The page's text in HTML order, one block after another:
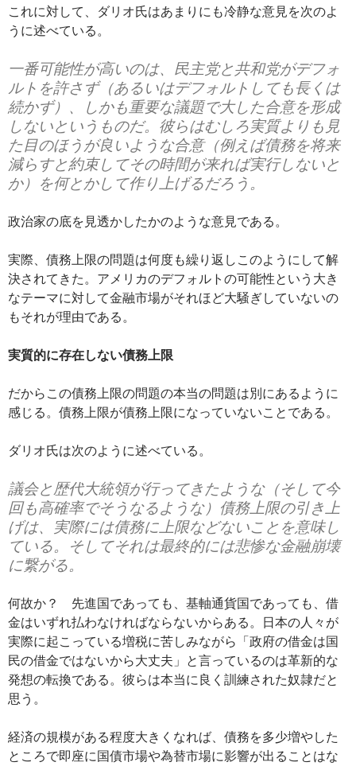
これに対して、ダリオ氏はあまりにも冷静な意見を次のよ
うに述べている。
一番可能性が高いのは、民主党と共和党がデフォ
ルトを許さず（あるいはデフォルトしても長くは
続かず）、しかも重要な議題で大した合意を形成
しないというものだ。彼らはむしろ実質よりも見
た目のほうが良いような合意（例えば債務を将来
減らすと約束してその時間が来れば実行しないと
か）を何とかして作り上げるだろう。
政治家の底を見透かしたかのような意見である。
実際、債務上限の問題は何度も繰り返しこのようにして解
決されてきた。アメリカのデフォルトの可能性という大き
なテーマに対して金融市場がそれほど大騒ぎしていないの
もそれが理由である。
実質的に存在しない債務上限
だからこの債務上限の問題の本当の問題は別にあるように
感じる。債務上限が債務上限になっていないことである。
ダリオ氏は次のように述べている。
議会と歴代大統領が行ってきたような（そして今
回も高確率でそうなるような）債務上限の引き上
げは、実際には債務に上限などないことを意味し
ている。そしてそれは最終的には悲惨な金融崩壊
に繋がる。
何故か？ 先進国であっても、基軸通貨国であっても、借
金はいずれ払わなければならないからある。日本の人々が
実際に起こっている増税に苦しみながら「政府の借金は国
民の借金ではないから大丈夫」と言っているのは革新的な
発想の転換である。彼らは本当に良く訓練された奴隷だと
思う。
経済の規模がある程度大きくなれば、債務を多少増やした
ところで即座に国債市場や為替市場に影響が出ることはな